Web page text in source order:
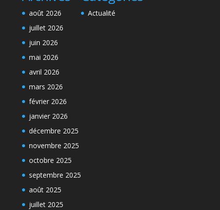
août 2026
juillet 2026
juin 2026
mai 2026
avril 2026
mars 2026
février 2026
janvier 2026
décembre 2025
novembre 2025
octobre 2025
septembre 2025
août 2025
juillet 2025
Actualité